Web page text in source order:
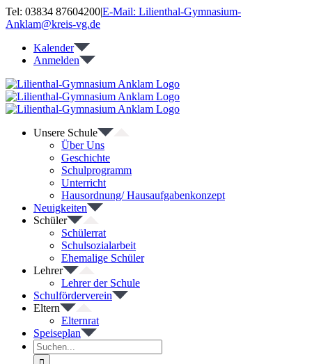
Zum
Inhalt
Tel: 03834 87604200|E-Mail: Lilienthal-Gymnasium-
Anklam@kreis-vg.de
Kalender
Anmelden
Unsere Schule
Über Uns
Geschichte
Schulprogramm
Unterricht
Hausordnung/ Hausaufgabenkonzept
Neuigkeiten
Schüler
Schülerrat
Schulsozialarbeit
Ehemalige Schüler
Lehrer
Lehrer der Schule
Schulförderverein
Eltern
Elternrat
Speiseplan
Suche
nach: